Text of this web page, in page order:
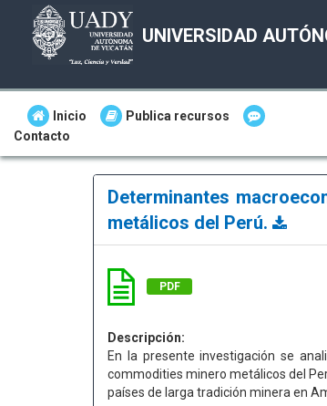
UNIVERSIDAD
Inicio
Publica recursos
Contacto
Determinantes
metálicos del Perú.
PDF
Descripción:
En la presente investigación se
commodities minero metálicos del
países de larga tradición minera en